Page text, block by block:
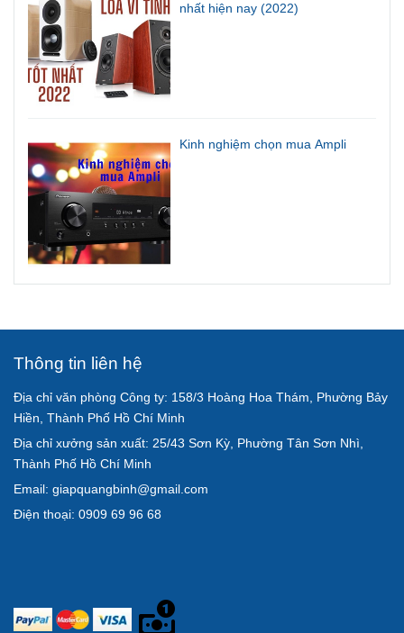
nhất hiện nay (2022)
Kinh nghiệm chọn mua Ampli
Thông tin liên hệ
Địa chỉ văn phòng Công ty: 158/3 Hoàng Hoa Thám, Phường Bảy
Hiền, Thành Phố Hồ Chí Minh
Địa chỉ xưởng sản xuất: 25/43 Sơn Kỳ, Phường Tân Sơn Nhì,
Thành Phố Hồ Chí Minh
Email: giapquangbinh@gmail.com
Điện thoại: 0909 69 96 68